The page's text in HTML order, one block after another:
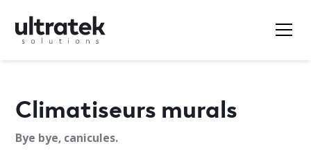
Climatiseurs murals
Bye bye, canicules.